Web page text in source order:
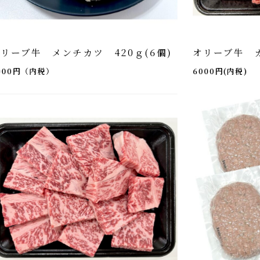
リーブ牛 メンチカツ 420ｇ(6個)
円（内税）
オリーブ牛
6000円(内税)